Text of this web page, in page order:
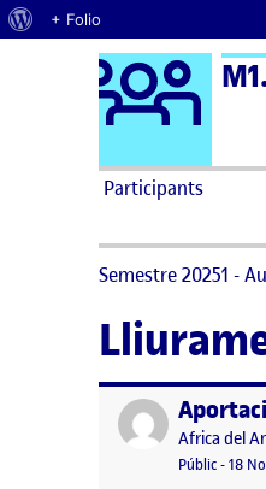
Quant al WordPress
+ Folio
Saltar al contingut Logo
Participants
Semestre 20251 -
Publicat per
Publicat per
Africa del
Visibilitat:
Públic-Data
18